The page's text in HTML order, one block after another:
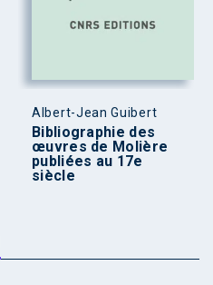
Albert-Jean Guibert
Bibliographie des
œuvres de Molière
publiées au 17e
siècle